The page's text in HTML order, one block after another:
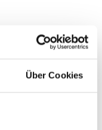
Über Cookies